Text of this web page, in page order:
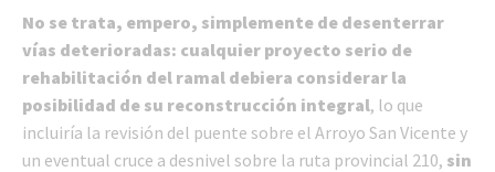
No se trata, empero, simplemente de desenterrar
vías deterioradas: cualquier proyecto serio de
rehabilitación del ramal debiera considerar la
posibilidad de su reconstrucción integral, lo que
incluiría la revisión del puente sobre el Arroyo San Vicente y
un eventual cruce a desnivel sobre la ruta provincial 210, sin